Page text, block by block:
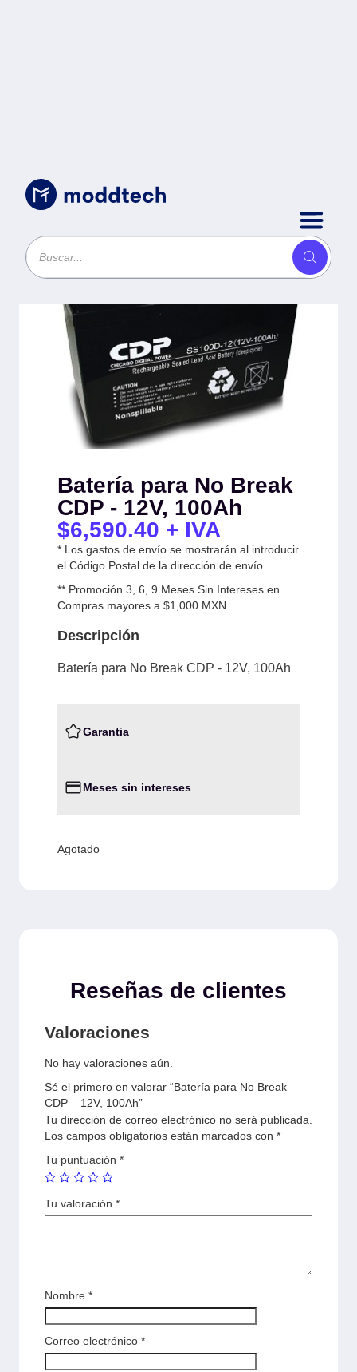
Batería para No Break
CDP - 12V, 100Ah
$6,590.40 + IVA
* Los gastos de envío se mostrarán al introducir
el Código Postal de la dirección de envío
** Promoción 3, 6, 9 Meses Sin Intereses en
Compras mayores a $1,000 MXN
Descripción
Batería para No Break CDP - 12V, 100Ah
Garantia
Meses sin intereses
Agotado
Reseñas de clientes
Valoraciones
No hay valoraciones aún.
Sé el primero en valorar “Batería para No Break
CDP – 12V, 100Ah”
Tu dirección de correo electrónico no será publicada.
Los campos obligatorios están marcados con *
Tu puntuación *
Tu valoración *
Nombre *
Correo electrónico *